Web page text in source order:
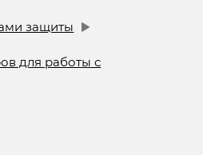
защиты
для работы с